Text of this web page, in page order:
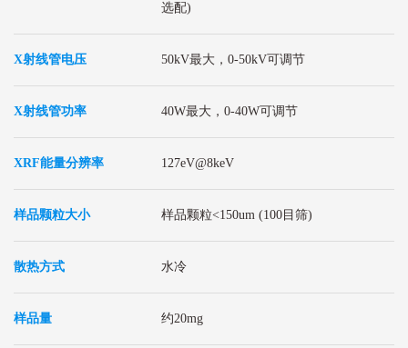
选配)
X射线管电压 50kV最大，0-50kV可调节
X射线管功率 40W最大，0-40W可调节
XRF能量分辨率 127eV@8keV
样品颗粒大小 样品颗粒<150um (100目筛)
散热方式 水冷
样品量 约20mg